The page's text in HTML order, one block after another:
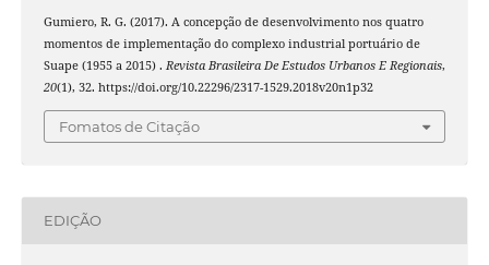
Gumiero, R. G. (2017). A concepção de desenvolvimento nos quatro
momentos de implementação do complexo industrial portuário de
Suape (1955 a 2015) . Revista Brasileira De Estudos Urbanos E Regionais,
20(1), 32. https://doi.org/10.22296/2317-1529.2018v20n1p32
Fomatos de Citação
EDIÇÃO